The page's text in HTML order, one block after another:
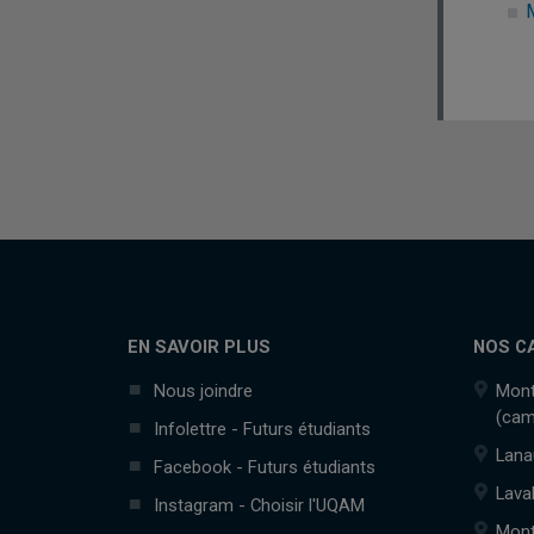
EN SAVOIR PLUS
Nous joindre
Infolettre - Futurs étudiants
Facebook - Futurs étudiants
Instagram - Choisir l'UQAM
NOS
Laval